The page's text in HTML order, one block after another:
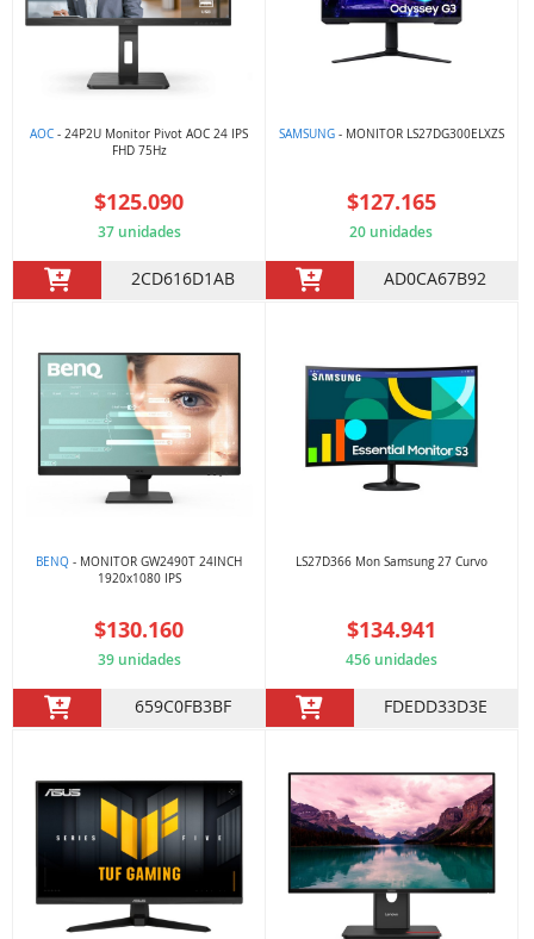
AOC - 24P2U Monitor Pivot AOC 24 IPS
FHD 75Hz
$125.090
37 unidades
2CD616D1AB
SAMSUNG- MONITOR LS27DG300ELXZS
$127.165
20 unidades
AD0CA67B92
BENQ - MONITOR GW2490T 24INCH
1920x1080 IPS
$130.160
39 unidades
659C0FB3BF
LS27D366 Mon Samsung 27 Curvo
$134.941
456 unidades
FDEDD33D3E